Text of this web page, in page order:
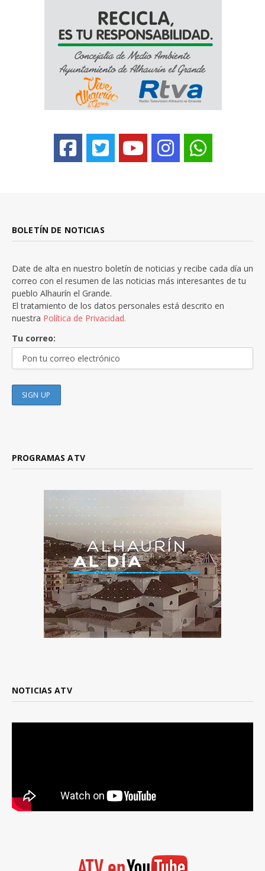
BOLETÍN DE NOTICIAS
Date de alta en nuestro boletín de noticias y recibe cada día un
correo con el resumen de las noticias más interesantes de tu
pueblo Alhaurín el Grande.
El tratamiento de los datos personales está descrito en
nuestra Política de Privacidad.
Tu correo:
PROGRAMAS ATV
NOTICIAS ATV